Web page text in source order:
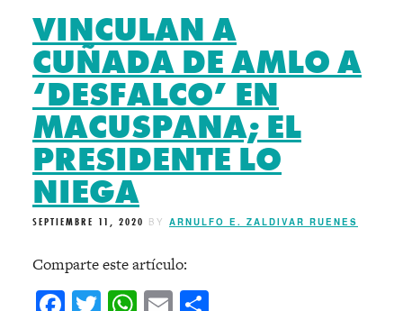
VINCULAN A
CUÑADA DE AMLO A
‘DESFALCO’ EN
MACUSPANA; EL
PRESIDENTE LO
NIEGA
SEPTIEMBRE 11, 2020 BY ARNULFO E. ZALDIVAR RUENES
Comparte este artículo: